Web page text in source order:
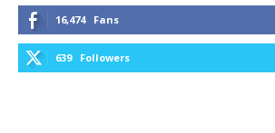
16,474 Fans
639 Followers